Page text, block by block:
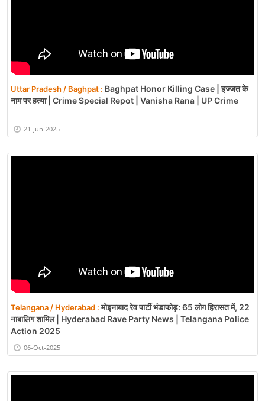
Uttar Pradesh / Baghpat : Baghpat Honor Killing Case | इज्जत के
नाम पर हत्या | Crime Special Repot | Vanisha Rana | UP Crime
21-Jun-2025
Telangana / Hyderabad :मोइनाबाद रेव पार्टी भंडाफोड़: 65 लोग हिरासत में, 22
नाबालिग शामिल | Hyderabad Rave Party News | Telangana Police
Action 2025
06-Oct-2025